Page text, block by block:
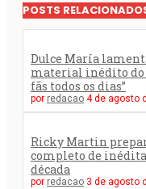
POSTS
Dulce María
material inédito do
fãs todos os dias”
por redacao 4 de agosto
Ricky Martin
completo de
década
por redacao 3 de agosto